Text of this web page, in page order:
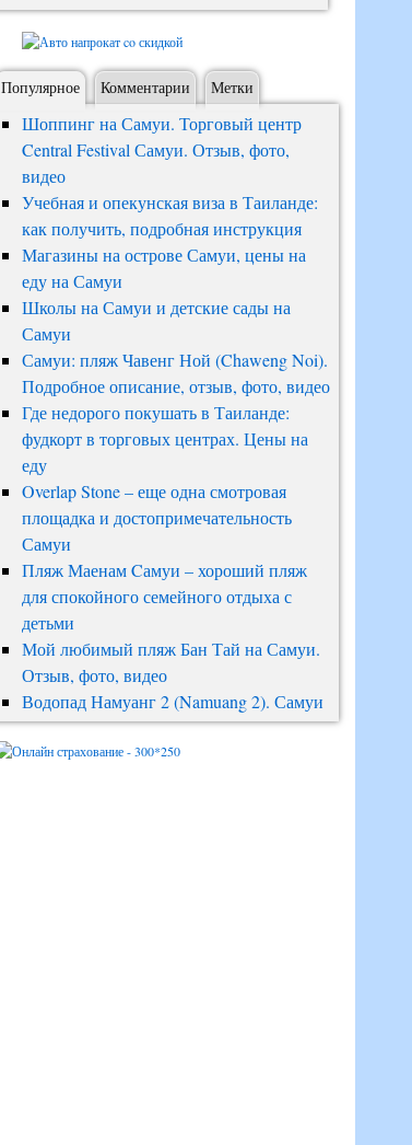
Популярное Комментарии Метки
Шоппинг на Самуи. Торговый центр
Central Festival Самуи. Отзыв, фото,
видео
Учебная и опекунская виза в Таиланде:
как получить, подробная инструкция
Магазины на острове Самуи, цены на
еду на Самуи
Школы на Самуи и детские сады на
Самуи
Самуи: пляж Чавенг Ной (Chaweng Noi).
Подробное описание, отзыв, фото, видео
Где недорого покушать в Таиланде:
фудкорт в торговых центрах. Цены на
еду
Overlap Stone – еще одна смотровая
площадка и достопримечательность
Самуи
Пляж Маенам Cамуи – хороший пляж
для спокойного семейного отдыха с
детьми
Мой любимый пляж Бан Тай на Самуи.
Отзыв, фото, видео
Водопад Намуанг 2 (Namuang 2). Самуи